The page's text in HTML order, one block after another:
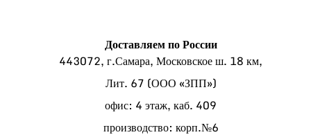
Доставляем по России
443072, г.Самара, Московское ш. 18 км,
Лит. 67 (ООО «ЗПП»)
офис: 4 этаж, каб. 409
производство: корп.№6